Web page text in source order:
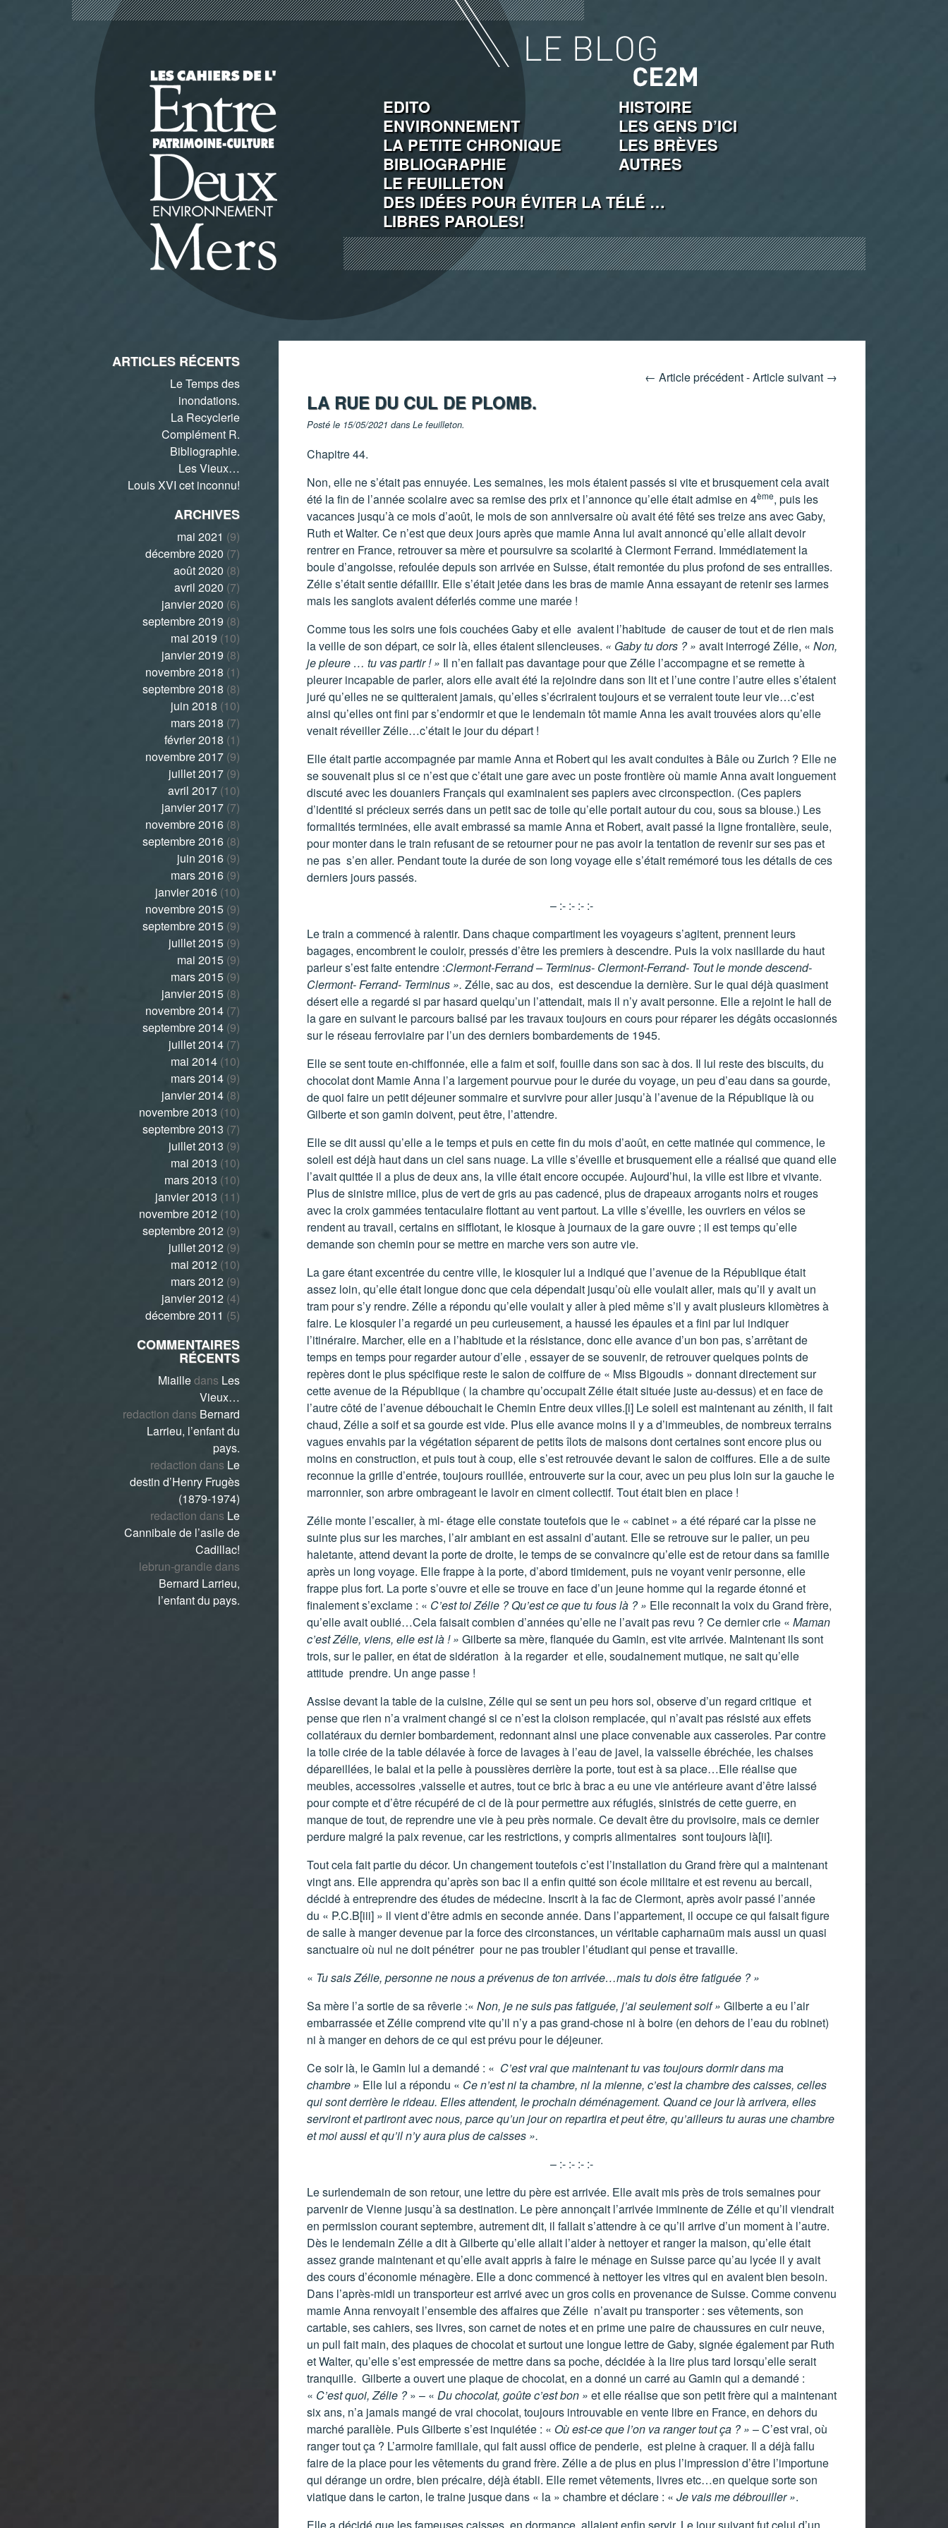
EDITO
HISTOIRE
ENVIRONNEMENT
LES GENS D’ICI
LA PETITE CHRONIQUE
LES BRÈVES
BIBLIOGRAPHIE
AUTRES
LE FEUILLETON
DES IDÉES POUR ÉVITER LA TÉLÉ …
LIBRES PAROLES!
← Article précédent-Article suivant →
LA RUE DU CUL DE PLOMB.
Posté le 15/05/2021 dans Le feuilleton.
Chapitre 44.
Non, elle ne s’était pas ennuyée. Les semaines, les mois étaient passés si vite et brusquement cela avait
été la fin de l’année scolaire avec sa remise des prix et l’annonce qu’elle était admise en 4ème, puis les
vacances jusqu’à ce mois d’août, le mois de son anniversaire où avait été fêté ses treize ans avec Gaby,
Ruth et Walter. Ce n’est que deux jours après que mamie Anna lui avait annoncé qu’elle allait devoir
rentrer en France, retrouver sa mère et poursuivre sa scolarité à Clermont Ferrand. Immédiatement la
boule d’angoisse, refoulée depuis son arrivée en Suisse, était remontée du plus profond de ses entrailles.
Zélie s’était sentie défaillir. Elle s’était jetée dans les bras de mamie Anna essayant de retenir ses larmes
mais les sanglots avaient déferlés comme une marée !
Comme tous les soirs une fois couchées Gaby et elle avaient l’habitude de causer de tout et de rien mais
la veille de son départ, ce soir là, elles étaient silencieuses. « Gaby tu dors ? » avait interrogé Zélie, « Non,
je pleure … tu vas partir ! » Il n’en fallait pas davantage pour que Zélie l’accompagne et se remette à
pleurer incapable de parler, alors elle avait été la rejoindre dans son lit et l’une contre l’autre elles s’étaient
juré qu’elles ne se quitteraient jamais, qu’elles s’écriraient toujours et se verraient toute leur vie…c’est
ainsi qu’elles ont fini par s’endormir et que le lendemain tôt mamie Anna les avait trouvées alors qu’elle
venait réveiller Zélie…c’était le jour du départ !
Elle était partie accompagnée par mamie Anna et Robert qui les avait conduites à Bâle ou Zurich ? Elle ne
se souvenait plus si ce n’est que c’était une gare avec un poste frontière où mamie Anna avait longuement
discuté avec les douaniers Français qui examinaient ses papiers avec circonspection. (Ces papiers
d’identité si précieux serrés dans un petit sac de toile qu’elle portait autour du cou, sous sa blouse.) Les
formalités terminées, elle avait embrassé sa mamie Anna et Robert, avait passé la ligne frontalière, seule,
pour monter dans le train refusant de se retourner pour ne pas avoir la tentation de revenir sur ses pas et
ne pas s’en aller. Pendant toute la durée de son long voyage elle s’était remémoré tous les détails de ces
derniers jours passés.
– :- :- :- :-
Le train a commencé à ralentir. Dans chaque compartiment les voyageurs s’agitent, prennent leurs
bagages, encombrent le couloir, pressés d’être les premiers à descendre. Puis la voix nasillarde du haut
parleur s’est faite entendre :Clermont-Ferrand – Terminus- Clermont-Ferrand- Tout le monde descend-
Clermont- Ferrand- Terminus ». Zélie, sac au dos, est descendue la dernière. Sur le quai déjà quasiment
désert elle a regardé si par hasard quelqu’un l’attendait, mais il n’y avait personne. Elle a rejoint le hall de
la gare en suivant le parcours balisé par les travaux toujours en cours pour réparer les dégâts occasionnés
sur le réseau ferroviaire par l’un des derniers bombardements de 1945.
Elle se sent toute en-chiffonnée, elle a faim et soif, fouille dans son sac à dos. Il lui reste des biscuits, du
chocolat dont Mamie Anna l’a largement pourvue pour le durée du voyage, un peu d’eau dans sa gourde,
de quoi faire un petit déjeuner sommaire et survivre pour aller jusqu’à l’avenue de la République là ou
Gilberte et son gamin doivent, peut être, l’attendre.
Elle se dit aussi qu’elle a le temps et puis en cette fin du mois d’août, en cette matinée qui commence, le
soleil est déjà haut dans un ciel sans nuage. La ville s’éveille et brusquement elle a réalisé que quand elle
l’avait quittée il a plus de deux ans, la ville était encore occupée. Aujourd’hui, la ville est libre et vivante.
Plus de sinistre milice, plus de vert de gris au pas cadencé, plus de drapeaux arrogants noirs et rouges
avec la croix gammées tentaculaire flottant au vent partout. La ville s’éveille, les ouvriers en vélos se
rendent au travail, certains en sifflotant, le kiosque à journaux de la gare ouvre ; il est temps qu’elle
demande son chemin pour se mettre en marche vers son autre vie.
La gare étant excentrée du centre ville, le kiosquier lui a indiqué que l’avenue de la République était
assez loin, qu’elle était longue donc que cela dépendait jusqu’où elle voulait aller, mais qu’il y avait un
tram pour s’y rendre. Zélie a répondu qu’elle voulait y aller à pied même s’il y avait plusieurs kilomètres à
faire. Le kiosquier l’a regardé un peu curieusement, a haussé les épaules et a fini par lui indiquer
l’itinéraire. Marcher, elle en a l’habitude et la résistance, donc elle avance d’un bon pas, s’arrêtant de
temps en temps pour regarder autour d’elle , essayer de se souvenir, de retrouver quelques points de
repères dont le plus spécifique reste le salon de coiffure de « Miss Bigoudis » donnant directement sur
cette avenue de la République ( la chambre qu’occupait Zélie était située juste au-dessus) et en face de
l’autre côté de l’avenue débouchait le Chemin Entre deux villes.[i]Le soleil est maintenant au zénith, il fait
chaud, Zélie a soif et sa gourde est vide. Plus elle avance moins il y a d’immeubles, de nombreux terrains
vagues envahis par la végétation séparent de petits îlots de maisons dont certaines sont encore plus ou
moins en construction, et puis tout à coup, elle s’est retrouvée devant le salon de coiffures. Elle a de suite
reconnue la grille d’entrée, toujours rouillée, entrouverte sur la cour, avec un peu plus loin sur la gauche le
marronnier, son arbre ombrageant le lavoir en ciment collectif. Tout était bien en place !
Zélie monte l’escalier, à mi- étage elle constate toutefois que le « cabinet » a été réparé car la pisse ne
suinte plus sur les marches, l’air ambiant en est assaini d’autant. Elle se retrouve sur le palier, un peu
haletante, attend devant la porte de droite, le temps de se convaincre qu’elle est de retour dans sa famille
après un long voyage. Elle frappe à la porte, d’abord timidement, puis ne voyant venir personne, elle
frappe plus fort. La porte s’ouvre et elle se trouve en face d’un jeune homme qui la regarde étonné et
finalement s’exclame : « C’est toi Zélie ? Qu’est ce que tu fous là ? » Elle reconnait la voix du Grand frère,
qu’elle avait oublié…Cela faisait combien d’années qu’elle ne l’avait pas revu ? Ce dernier crie « Maman
c’est Zélie, viens, elle est là ! » Gilberte sa mère, flanquée du Gamin, est vite arrivée. Maintenant ils sont
trois, sur le palier, en état de sidération à la regarder et elle, soudainement mutique, ne sait qu’elle
attitude prendre. Un ange passe !
Assise devant la table de la cuisine, Zélie qui se sent un peu hors sol, observe d’un regard critique et
pense que rien n’a vraiment changé si ce n’est la cloison remplacée, qui n’avait pas résisté aux effets
collatéraux du dernier bombardement, redonnant ainsi une place convenable aux casseroles. Par contre
la toile cirée de la table délavée à force de lavages à l’eau de javel, la vaisselle ébréchée, les chaises
dépareillées, le balai et la pelle à poussières derrière la porte, tout est à sa place…Elle réalise que
meubles, accessoires ,vaisselle et autres, tout ce bric à brac a eu une vie antérieure avant d’être laissé
pour compte et d’être récupéré de ci de là pour permettre aux réfugiés, sinistrés de cette guerre, en
manque de tout, de reprendre une vie à peu près normale. Ce devait être du provisoire, mais ce dernier
perdure malgré la paix revenue, car les restrictions, y compris alimentaires sont toujours là[ii].
Tout cela fait partie du décor. Un changement toutefois c’est l’installation du Grand frère qui a maintenant
vingt ans. Elle apprendra qu’après son bac il a enfin quitté son école militaire et est revenu au bercail,
décidé à entreprendre des études de médecine. Inscrit à la fac de Clermont, après avoir passé l’année
du « P.C.B[iii]» il vient d’être admis en seconde année. Dans l’appartement, il occupe ce qui faisait figure
de salle à manger devenue par la force des circonstances, un véritable capharnaüm mais aussi un quasi
sanctuaire où nul ne doit pénétrer pour ne pas troubler l’étudiant qui pense et travaille.
« Tu sais Zélie, personne ne nous a prévenus de ton arrivée…mais tu dois être fatiguée ? »
Sa mère l’a sortie de sa rêverie :« Non, je ne suis pas fatiguée, j’ai seulement soif » Gilberte a eu l’air
embarrassée et Zélie comprend vite qu’il n’y a pas grand-chose ni à boire (en dehors de l’eau du robinet)
ni à manger en dehors de ce qui est prévu pour le déjeuner.
Ce soir là, le Gamin lui a demandé : « C’est vrai que maintenant tu vas toujours dormir dans ma
chambre » Elle lui a répondu « Ce n’est ni ta chambre, ni la mienne, c’est la chambre des caisses, celles
qui sont derrière le rideau. Elles attendent, le prochain déménagement. Quand ce jour là arrivera, elles
serviront et partiront avec nous, parce qu’un jour on repartira et peut être, qu’ailleurs tu auras une chambre
et moi aussi et qu’il n’y aura plus de caisses ».
– :- :- :- :-
Le surlendemain de son retour, une lettre du père est arrivée. Elle avait mis près de trois semaines pour
parvenir de Vienne jusqu’à sa destination. Le père annonçait l’arrivée imminente de Zélie et qu’il viendrait
en permission courant septembre, autrement dit, il fallait s’attendre à ce qu’il arrive d’un moment à l’autre.
Dès le lendemain Zélie a dit à Gilberte qu’elle allait l’aider à nettoyer et ranger la maison, qu’elle était
assez grande maintenant et qu’elle avait appris à faire le ménage en Suisse parce qu’au lycée il y avait
des cours d’économie ménagère. Elle a donc commencé à nettoyer les vitres qui en avaient bien besoin.
Dans l’après-midi un transporteur est arrivé avec un gros colis en provenance de Suisse. Comme convenu
mamie Anna renvoyait l’ensemble des affaires que Zélie n’avait pu transporter : ses vêtements, son
cartable, ses cahiers, ses livres, son carnet de notes et en prime une paire de chaussures en cuir neuve,
un pull fait main, des plaques de chocolat et surtout une longue lettre de Gaby, signée également par Ruth
et Walter, qu’elle s’est empressée de mettre dans sa poche, décidée à la lire plus tard lorsqu’elle serait
tranquille. Gilberte a ouvert une plaque de chocolat, en a donné un carré au Gamin qui a demandé :
« C’est quoi, Zélie ?» – « Du chocolat, goûte c’est bon » et elle réalise que son petit frère qui a maintenant
six ans, n’a jamais mangé de vrai chocolat, toujours introuvable en vente libre en France, en dehors du
marché parallèle. Puis Gilberte s’est inquiétée : « Où est-ce que l’on va ranger tout ça ? » – C’est vrai, où
ranger tout ça ? L’armoire familiale, qui fait aussi office de penderie, est pleine à craquer. Il a déjà fallu
faire de la place pour les vêtements du grand frère. Zélie a de plus en plus l’impression d’être l’importune
qui dérange un ordre, bien précaire, déjà établi. Elle remet vêtements, livres etc…en quelque sorte son
viatique dans le carton, le traine jusque dans « la » chambre et déclare : « Je vais me débrouiller ».
ARTICLES RÉCENTS
Le Temps des
inondations.
La Recyclerie
Complément R.
Bibliographie.
Les Vieux…
Louis XVI cet inconnu!
ARCHIVES
mai 2021 (9)
décembre 2020 (7)
août 2020 (8)
avril 2020 (7)
janvier 2020 (6)
septembre 2019 (8)
mai 2019 (10)
janvier 2019 (8)
novembre 2018 (1)
septembre 2018 (8)
juin 2018 (10)
mars 2018 (7)
février 2018 (1)
novembre 2017(9)
juillet 2017(9)
avril 2017(10)
janvier 2017(7)
novembre 2016(8)
septembre 2016(8)
juin 2016(9)
mars 2016(9)
janvier 2016(10)
novembre 2015(9)
septembre 2015(9)
juillet 2015(9)
mai 2015(9)
mars 2015(9)
janvier 2015(8)
novembre 2014(7)
septembre 2014(9)
juillet 2014(7)
mai 2014(10)
mars 2014(9)
janvier 2014(8)
novembre 2013 (10)
septembre 2013 (7)
juillet 2013 (9)
mai 2013 (10)
mars 2013 (10)
janvier 2013 (11)
novembre 2012(10)
septembre 2012(9)
juillet 2012(9)
mai 2012(10)
mars 2012(9)
janvier 2012(4)
décembre 2011 (5)
COMMENTAIRES
RÉCENTS
Miailledans Les
Vieux…
redaction dans Bernard
Larrieu, l’enfant du
pays.
redaction dans Le
destin d’Henry Frugès
(1879-1974)
redaction dans Le
Cannibale de l’asile de
Cadillac!
lebrun-grandie dans
Bernard Larrieu,
l’enfant du pays.
Panneau de gestion des cookies